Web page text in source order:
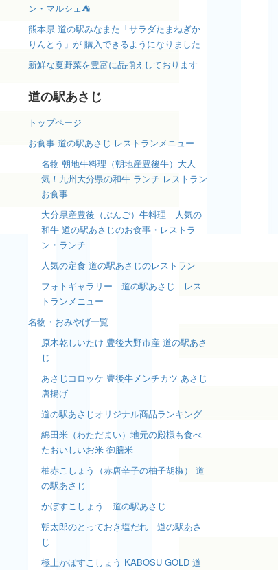
ン・マルシェ⛺️
熊本県 道の駅みなまた「サラダたまねぎか
りんとう」が 購入できるようになりました
新鮮な夏野菜を豊富に品揃えしております
道の駅あさじ
トップページ
お食事 道の駅あさじ レストランメニュー
名物 朝地牛料理（朝地産豊後牛）大人
気！九州大分県の和牛 ランチ レストラン
お食事
大分県産豊後（ぶんご）牛料理 人気の
和牛 道の駅あさじのお食事・レストラ
ン・ランチ
人気の定食 道の駅あさじのレストラン
フォトギャラリー 道の駅あさじ レス
トランメニュー
名物・おみやげ一覧
原木乾しいたけ 豊後大野市産 道の駅あさ
じ
あさじコロッケ 豊後牛メンチカツ あさじ
唐揚げ
道の駅あさじオリジナル商品ランキング
綿田米（わただまい）地元の殿様も食べ
たおいしいお米 御膳米
柚赤こしょう（赤唐辛子の柚子胡椒） 道
の駅あさじ
かぼすこしょう 道の駅あさじ
朝太郎のとっておき塩だれ 道の駅あさ
じ
極上かぼすこしょう KABOSU GOLD 道